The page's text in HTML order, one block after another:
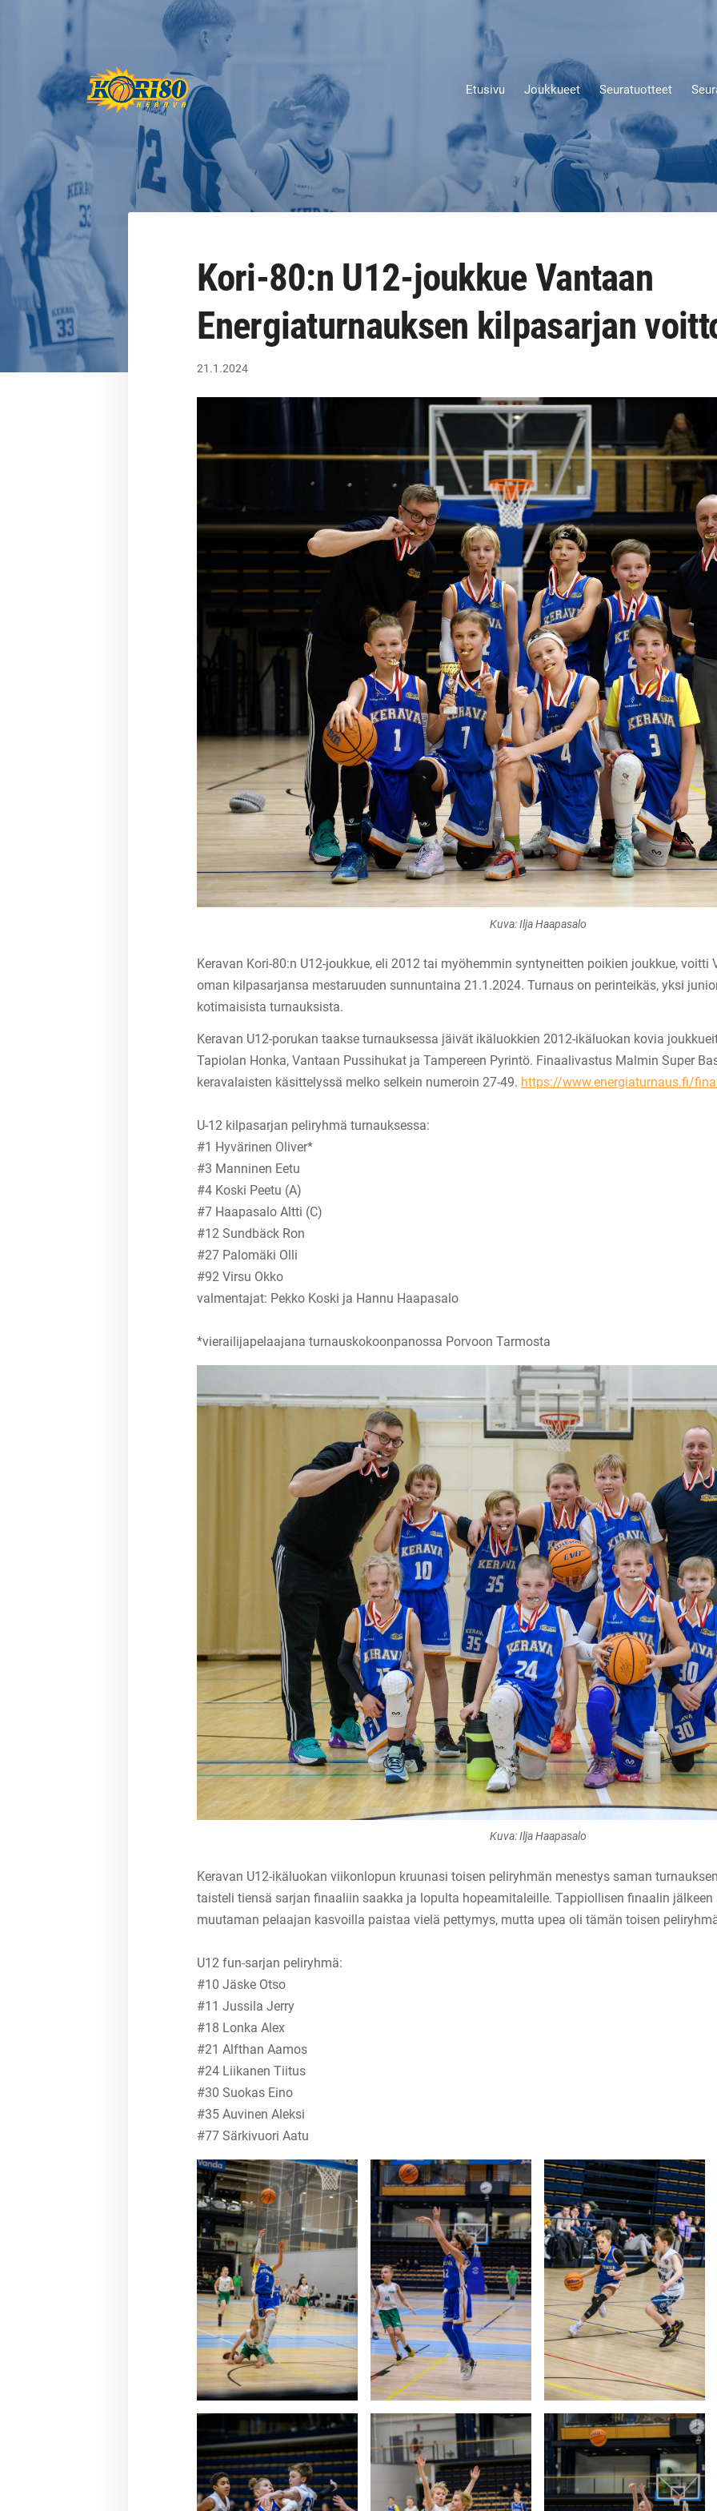
Keravan Kori-80 ry Etusivu Joukkueet Seuratuotteet
Kori-80:n U12-joukkue Vantaan
Energiaturnauksen kilpasarjan
21.1.2024
Kuva: Ilja Haapasalo
Keravan Kori-80:n U12-joukkue, eli 2012 tai myöhemmin syntyneitten poikien joukkue, voitti
oman kilpasarjansa mestaruuden sunnuntaina 21.1.2024. Turnaus on perinteikäs, yksi
kotimaisista turnauksista.
Keravan U12-porukan taakse turnauksessa jäivät ikäluokkien 2012-ikäluokan kovia
Tapiolan Honka, Vantaan Pussihukat ja Tampereen Pyrintö. Finaalivastus Malmin Super
keravalaisten käsittelyssä melko selkein numeroin 27-49. https://www.energiaturnaus.fi/
U-12 kilpasarjan peliryhmä turnauksessa:
#1 Hyvärinen Oliver*
#3 Manninen Eetu
#4 Koski Peetu (A)
#7 Haapasalo Altti (C)
#12 Sundbäck Ron
#27 Palomäki Olli
#92 Virsu Okko
valmentajat: Pekko Koski ja Hannu Haapasalo
*vierailijapelaajana turnauskokoonpanossa Porvoon Tarmosta
Kuva: Ilja Haapasalo
Keravan U12-ikäluokan viikonlopun kruunasi toisen peliryhmän menestys saman
taisteli tiensä sarjan finaaliin saakka ja lopulta hopeamitaleille. Tappiollisen finaalin
muutaman pelaajan kasvoilla paistaa vielä pettymys, mutta upea oli tämän toisen
U12 fun-sarjan peliryhmä:
#10 Jäske Otso
#11 Jussila Jerry
#18 Lonka Alex
#21 Alfthan Aamos
#24 Liikanen Tiitus
#30 Suokas Eino
#35 Auvinen Aleksi
#77 Särkivuori Aatu